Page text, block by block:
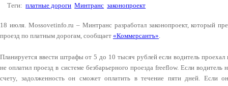
Теги: платные дороги Минтранс законопроект
18 июля. Mossovetinfo.ru – Минтранс разработал законопроект, который
проезд по платным дорогам, сообщает «Коммерсантъ».
Планируется ввести штрафы от 5 до 10 тысяч рублей если водитель
не оплатил проезд в системе безбарьерного проезда freeflow. Если водитель
счету, задолженность он сможет оплатить в течение пяти дней. Если